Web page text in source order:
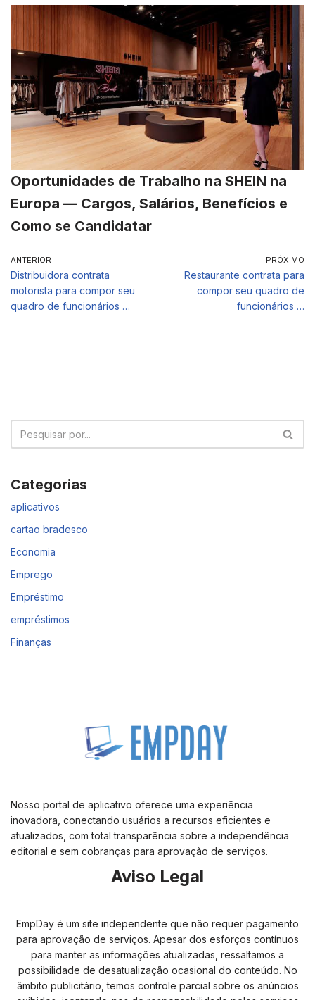
Oportunidades de Trabalho na SHEIN na
Europa — Cargos, Salários, Benefícios e
Como se Candidatar
ANTERIOR
Distribuidora contrata
motorista para compor seu
quadro de funcionários …
PRÓXIMO
Restaurante contrata para
compor seu quadro de
funcionários …
Categorias
aplicativos
cartao bradesco
Economia
Emprego
Empréstimo
empréstimos
Finanças
Nosso portal de aplicativo oferece uma experiência
inovadora, conectando usuários a recursos eficientes e
atualizados, com total transparência sobre a independência
editorial e sem cobranças para aprovação de serviços.
Aviso Legal
EmpDay é um site independente que não requer pagamento
para aprovação de serviços. Apesar dos esforços contínuos
para manter as informações atualizadas, ressaltamos a
possibilidade de desatualização ocasional do conteúdo. No
âmbito publicitário, temos controle parcial sobre os anúncios